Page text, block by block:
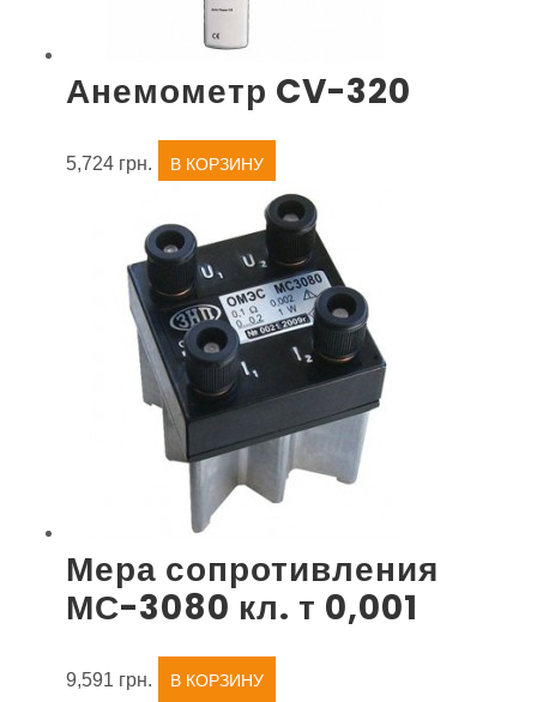
Анемометр CV-320
5,724 грн. В КОРЗИНУ
Мера сопротивления
МС-3080 кл. т 0,001
9,591 грн. В КОРЗИНУ